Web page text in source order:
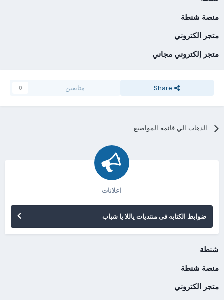
منصة شنطة
متجر الكتروني
متجر إلكتروني مجاني
Share متابعين 0
الذهاب الي قائمه المواضيع
اعلانات
ضوابط الكتابه فى منتديات ياللا يا شباب
شنطة
منصة شنطة
متجر الكتروني